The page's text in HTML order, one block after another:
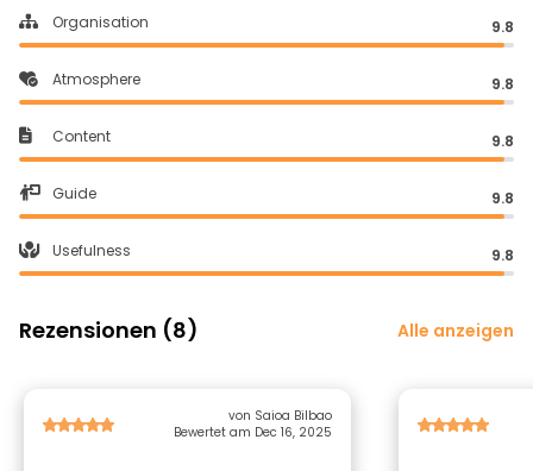
Organisation 9.8
Atmosphere 9.8
Content 9.8
Guide 9.8
Usefulness 9.8
Rezensionen (8) Alle anzeigen
von Saioa Bilbao
Bewertet am Dec 16, 2025